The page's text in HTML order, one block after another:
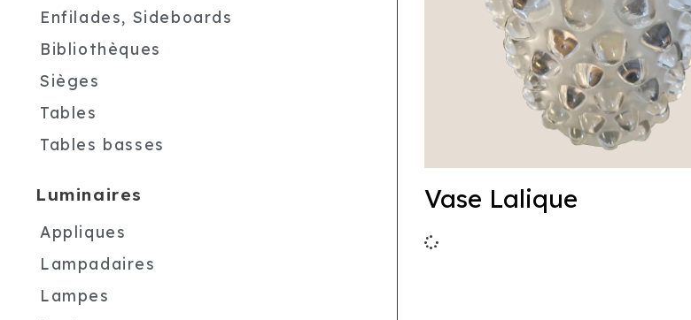
Enfilades, Sideboards
Bibliothèques
Sièges
Tables
Tables basses
Luminaires
Appliques
Lampadaires
Lampes
Vase Lalique